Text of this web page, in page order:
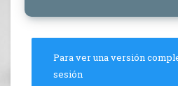
Para ver una versión
sesión